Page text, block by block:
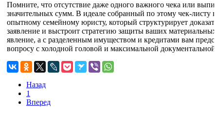
Помните, что отсутствие даже одного важного чека или
значительных сумм. В идеале собранный по этому чек-листу
опытному семейному юристу, который структурирует
заявление и выстроит стратегию защиты ваших
явление, а с разделенным имуществом и кредитами вам
вопросу с холодной головой и максимальной документальной
Назад
1
Вперед